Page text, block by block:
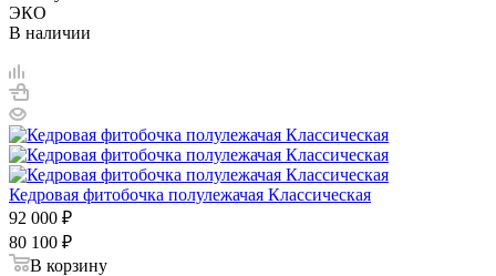
ЭКО
В наличии
Кедровая фитобочка полулежачая Классическая
92 000 ₽
80 100 ₽
В корзину